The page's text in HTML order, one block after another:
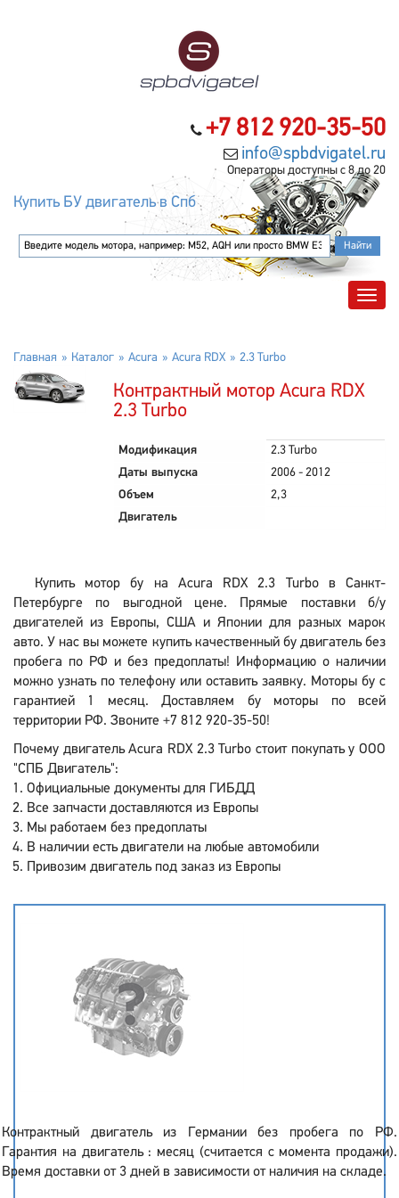
+7 812 920-35-50
info@spbdvigatel.ru
Операторы доступны с 8 до 20
Купить БУ двигатель в Спб
Главная Каталог Acura Acura RDX 2.3 Turbo
Контрактный мотор Acura RDX
2.3 Turbo
Модификация
2.3 Turbo
Даты выпуска
2006 - 2012
Объем
2,3
Двигатель
Купить мотор бу на Acura RDX 2.3 Turbo в Санкт-
Петербурге по выгодной цене. Прямые поставки б/у
двигателей из Европы, США и Японии для разных марок
авто. У нас вы можете купить качественный бу двигатель без
пробега по РФ и без предоплаты! Информацию о наличии
можно узнать по телефону или оставить заявку. Моторы бу с
гарантией 1 месяц. Доставляем бу моторы по всей
территории РФ. Звоните +7 812 920-35-50!
Почему двигатель Acura RDX 2.3 Turbo стоит покупать у ООО
"СПБ Двигатель":
Официальные документы для ГИБДД
Все запчасти доставляются из Европы
Мы работаем без предоплаты
В наличии есть двигатели на любые автомобили
Привозим двигатель под заказ из Европы
Контрактный двигатель из Германии без пробега по РФ.
Гарантия на двигатель : месяц (считается с момента продажи).
Время доставки от 3 дней в зависимости от наличия на складе.